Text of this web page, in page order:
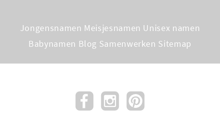
Jongensnamen Meisjesnamen Unisex namen
Babynamen Blog Samenwerken Sitemap